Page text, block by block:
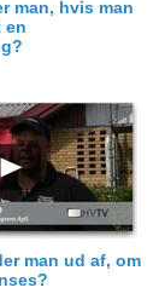
man, hvis man
en
man ud af, om